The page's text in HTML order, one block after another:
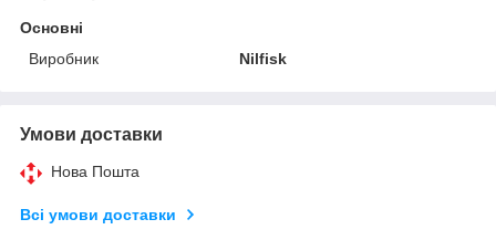
Основні
Виробник
Nilfisk
Умови доставки
Нова Пошта
Всі умови доставки